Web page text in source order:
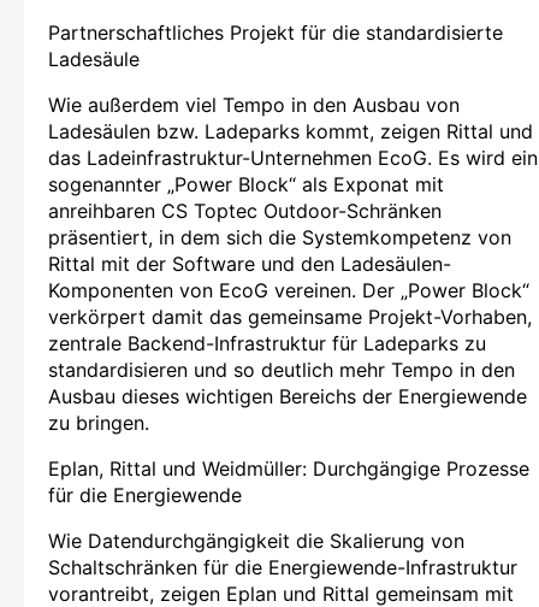
Partnerschaftliches Projekt für die standardisierte
Ladesäule
Wie außerdem viel Tempo in den Ausbau von
Ladesäulen bzw. Ladeparks kommt, zeigen Rittal und
das Ladeinfrastruktur-Unternehmen EcoG. Es wird ein
sogenannter „Power Block“ als Exponat mit
anreihbaren CS Toptec Outdoor-Schränken
präsentiert, in dem sich die Systemkompetenz von
Rittal mit der Software und den Ladesäulen-
Komponenten von EcoG vereinen. Der „Power Block“
verkörpert damit das gemeinsame Projekt-Vorhaben,
zentrale Backend-Infrastruktur für Ladeparks zu
standardisieren und so deutlich mehr Tempo in den
Ausbau dieses wichtigen Bereichs der Energiewende
zu bringen.
Eplan, Rittal und Weidmüller: Durchgängige Prozesse
für die Energiewende
Wie Datendurchgängigkeit die Skalierung von
Schaltschränken für die Energiewende-Infrastruktur
vorantreibt, zeigen Eplan und Rittal gemeinsam mit